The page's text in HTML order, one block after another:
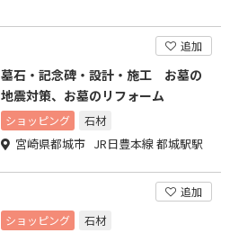
追加
墓石・記念碑・設計・施工 お墓の
地震対策、お墓のリフォーム
ショッピング 石材
宮崎県都城市 JR日豊本線 都城駅駅
追加
ショッピング
石材